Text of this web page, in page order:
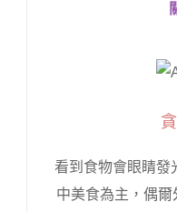
看到食物會眼睛發
中美食為主，偶爾